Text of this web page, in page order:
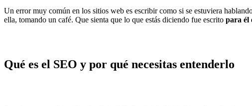
Un error muy común en los sitios web es escribir como si se estuviera
ella, tomando un café. Que sienta que lo que estás diciendo fue escrito para él
Qué es el SEO y por qué necesitas entenderlo